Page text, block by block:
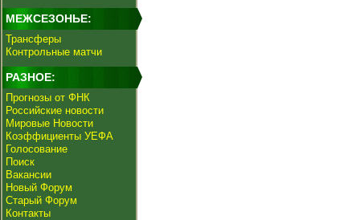
МЕЖСЕЗОНЬЕ:
Трансферы
Контрольные матчи
РАЗНОЕ:
Прогнозы от ФНК
Российские новости
Мировые Новости
Коэффициенты УЕФА
Голосование
Поиск
Вакансии
Новый Форум
Старый Форум
Контакты